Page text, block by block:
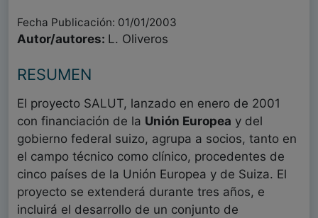
Fecha Publicación: 01/01/2003
Autor/autores: L. Oliveros
RESUMEN
El proyecto SALUT, lanzado en enero de 2001
con financiación de la Unión Europea y del
gobierno federal suizo, agrupa a socios, tanto en
el campo técnico como clínico, procedentes de
cinco países de la Unión Europea y de Suiza. El
proyecto se extenderá durante tres años, e
incluirá el desarrollo de un conjunto de